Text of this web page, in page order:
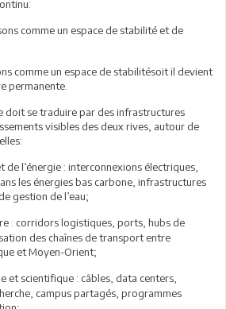
comme un espace de stabilité et de
comme un espace de stabilitésoit il devient
permanente.
doit se traduire par des infrastructures
visibles des deux rives, autour de
de l’énergie : interconnexions électriques,
les énergies bas carbone, infrastructures
gestion de l’eau;
: corridors logistiques, ports, hubs de
des chaînes de transport entre
et Moyen-Orient;
et scientifique : câbles, data centers,
campus partagés, programmes